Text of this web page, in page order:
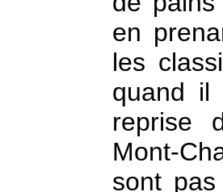
en
les
quand il
reprise
Mont-
sont